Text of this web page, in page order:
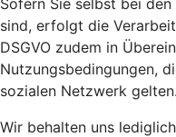
Sofern Sie selbst bei
sind, erfolgt die
DSGVO zudem in
Nutzungsbedingungen,
sozialen Netzwerk gelten.
Wir behalten uns